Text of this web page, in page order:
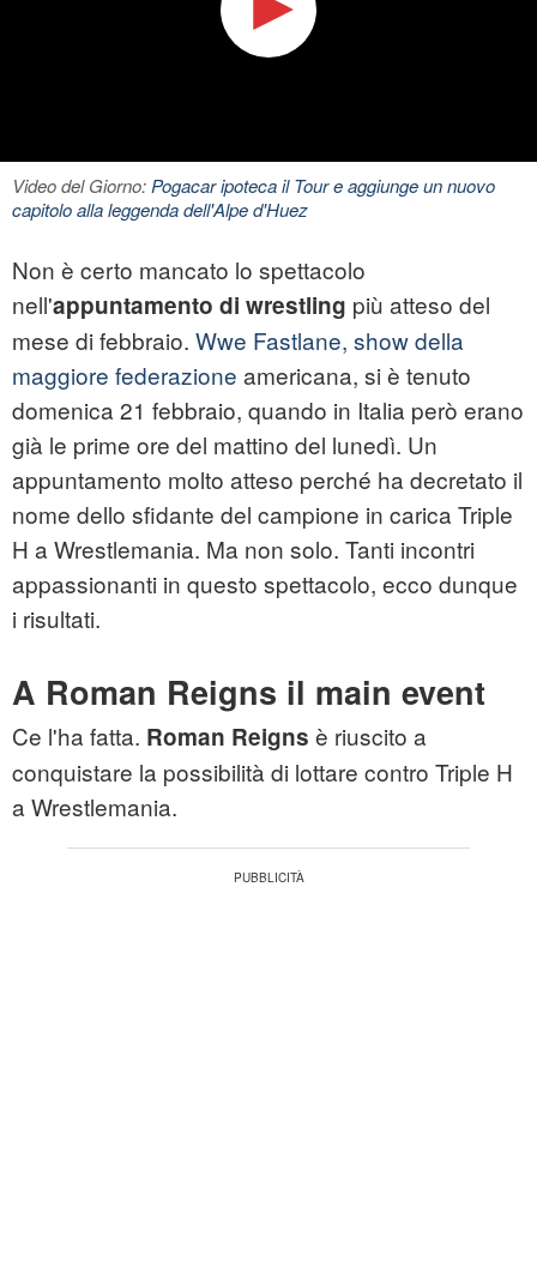
Video del Giorno:Pogacar ipoteca il Tour e aggiunge un nuovo
capitolo alla leggenda dell'Alpe d'Huez
Non è certo mancato lo spettacolo
nell'appuntamento di wrestling più atteso del
mese di febbraio. Wwe Fastlane, show della
maggiore federazione americana, si è tenuto
domenica 21 febbraio, quando in Italia però erano
già le prime ore del mattino del lunedì. Un
appuntamento molto atteso perché ha decretato il
nome dello sfidante del campione in carica Triple
H a Wrestlemania. Ma non solo. Tanti incontri
appassionanti in questo spettacolo, ecco dunque
i risultati.
A Roman Reigns il main event
Ce l'ha fatta. Roman Reigns è riuscito a
conquistare la possibilità di lottare contro Triple H
a Wrestlemania.